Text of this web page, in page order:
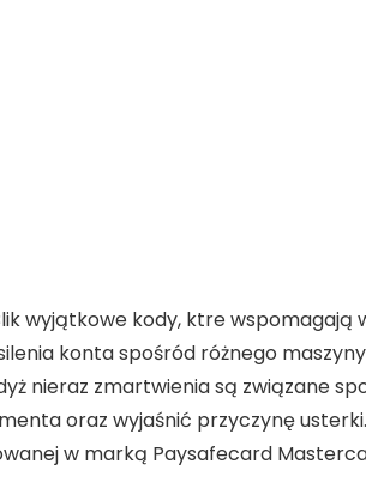
wyjątkowe kody, ktre wspomagają
konta spośród różnego
nieraz zmartwienia są związane
oraz wyjaśnić przyczynę
w marką Paysafecard